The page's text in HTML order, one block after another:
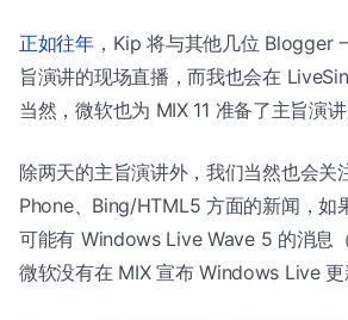
正如往年，Kip 将与其他几位 Blogger
旨演讲的现场直播，而我也会在
当然，微软也为 MIX 11 准备了主旨演
除两天的主旨演讲外，我们当然也会关
Phone、Bing/HTML5 方面的新闻，如
可能有 Windows Live Wave 5 的消息
微软没有在 MIX 宣布 Windows Live 更